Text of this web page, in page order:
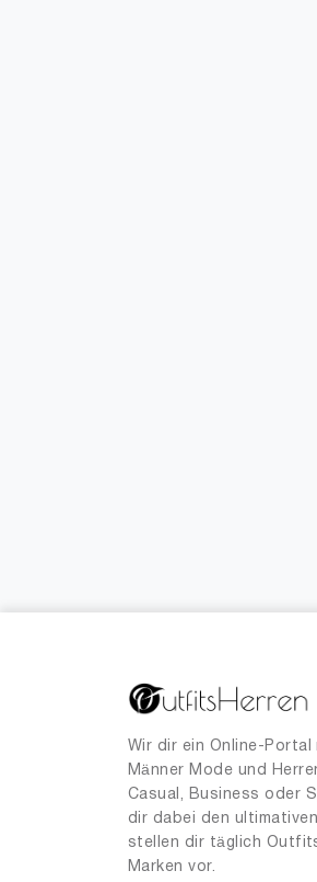
Wir dir ein Online-
Männer Mode und
Casual, Business oder
dir dabei den
stellen dir täglich
Marken vor.